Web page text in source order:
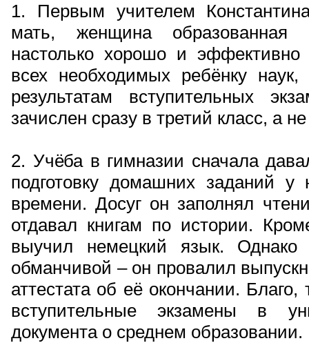
1. Первым учителем
мать, женщина образованная
настолько хорошо и
всех необходимых ребёнку
результатам вступительных
зачислен сразу в третий класс, а
2. Учёба в гимназии сначала
подготовку домашних заданий у
времени. Досуг он заполнял
отдавал книгам по истории.
выучил немецкий язык. Однако
обманчивой – он провалил
аттестата об её окончании.
вступительные экзамены в
документа о среднем образовании.